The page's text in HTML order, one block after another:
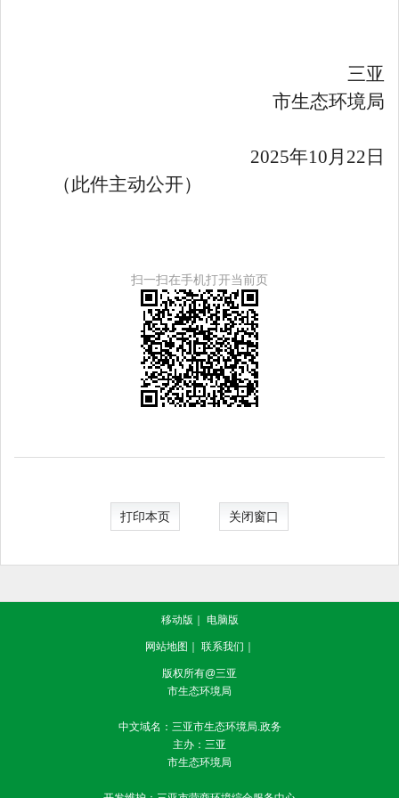
三亚
市生态环境局
2025年10 月 22 日
（此件主动公开）
扫一扫在手机打开当前页
打印本页 关闭窗口
移动版 ｜ 电脑版
网站地图 ｜ 联系我们 ｜
版权所有@三亚
市生态环境局
中文域名：三亚市生态环境局.政务
主办：三亚
市生态环境局